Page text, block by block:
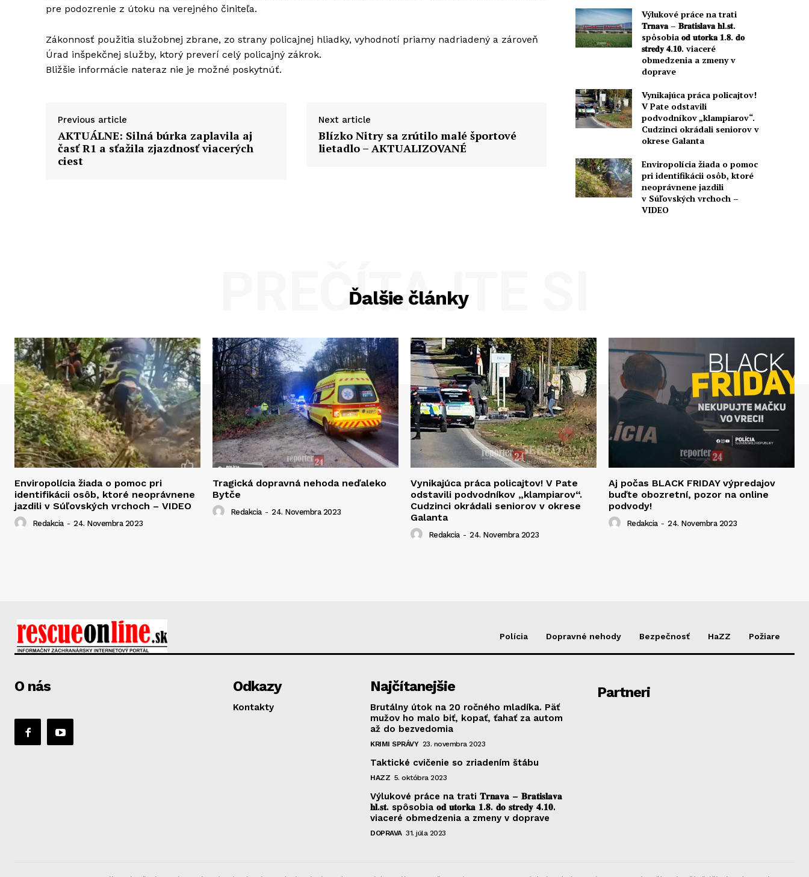
pre podozrenie z útoku na verejného činiteľa.
Zákonnosť použitia služobnej zbrane, zo strany policajnej hliadky, vyhodnotí priamy nadriadený a zároveň
Úrad inšpekčnej služby, ktorý preverí celý policajný zákrok.
Bližšie informácie nateraz nie je možné poskytnúť.
Previous article
AKTUÁLNE: Silná búrka zaplavila aj
časť R1 a sťažila zjazdnosť viacerých
ciest
Next article
Blízko Nitry sa zrútilo malé športové
lietadlo – AKTUALIZOVANÉ
Výlukové práce na trati
𝐓𝐫𝐧𝐚𝐯𝐚 – 𝐁𝐫𝐚𝐭𝐢𝐬𝐥𝐚𝐯𝐚 𝐡𝐥.𝐬𝐭.
spôsobia 𝐨𝐝 𝐮𝐭𝐨𝐫𝐤𝐚 𝟏.𝟖. 𝐝𝐨
𝐬𝐭𝐫𝐞𝐝𝐲 𝟒.𝟏𝟎. viaceré
obmedzenia a zmeny v
doprave
Vynikajúca práca policajtov!
V Pate odstavili
podvodníkov „klampiarov“.
Cudzinci okrádali seniorov v
okrese Galanta
Enviropolícia žiada o pomoc
pri identifikácii osôb, ktoré
neoprávnene jazdili
v Súľovských vrchoch –
VIDEO
Ďalšie články
PREČÍTAJTE SI
Enviropolícia žiada o pomoc pri
identifikácii osôb, ktoré neoprávnene
jazdili v Súľovských vrchoch – VIDEO
Redakcia - 24. Novembra 2023
Tragická dopravná nehoda neďaleko
Bytče
Redakcia - 24. Novembra 2023
Vynikajúca práca policajtov! V Pate
odstavili podvodníkov „klampiarov“.
Cudzinci okrádali seniorov v okrese
Galanta
Redakcia - 24. Novembra 2023
Aj počas BLACK FRIDAY výpredajov
buďte obozretní, pozor na online
podvody!
Redakcia - 24. Novembra 2023
Polícia Dopravné nehody Bezpečnosť HaZZ Požiare
O nás Odkazy
Kontakty
Najčítanejšie
Brutálny útok na 20 ročného mladíka. Päť
mužov ho malo biť, kopať, ťahať za autom
až do bezvedomia
KRIMI SPRÁVY 23. novembra 2023
Taktické cvičenie so zriadením štábu
HAZZ 5. októbra 2023
Výlukové práce na trati 𝐓𝐫𝐧𝐚𝐯𝐚 – 𝐁𝐫𝐚𝐭𝐢𝐬𝐥𝐚𝐯𝐚
𝐡𝐥.𝐬𝐭. spôsobia 𝐨𝐝 𝐮𝐭𝐨𝐫𝐤𝐚 𝟏.𝟖. 𝐝𝐨 𝐬𝐭𝐫𝐞𝐝𝐲 𝟒.𝟏𝟎.
viaceré obmedzenia a zmeny v doprave
DOPRAVA 31. júla 2023
Partneri